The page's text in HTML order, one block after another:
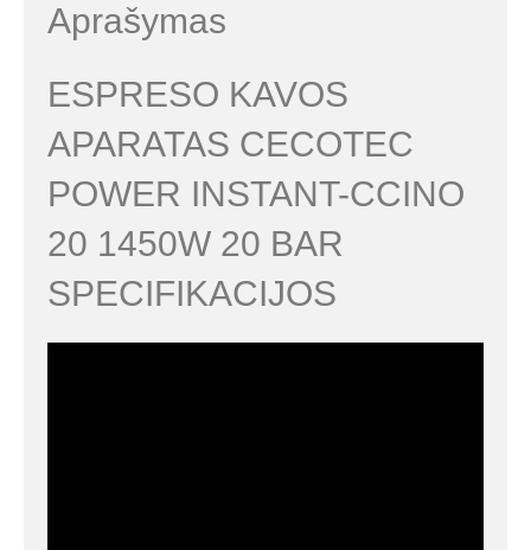
Aprašymas
ESPRESO KAVOS
APARATAS CECOTEC
POWER INSTANT-CCINO
20 1450W 20 BAR
SPECIFIKACIJOS